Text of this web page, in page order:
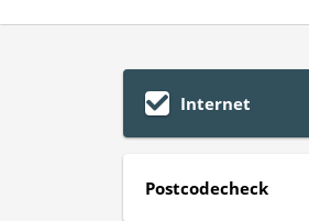
Internet
Postcodecheck